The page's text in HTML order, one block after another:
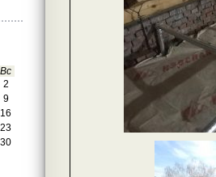
Вс
2
9
16
23
30